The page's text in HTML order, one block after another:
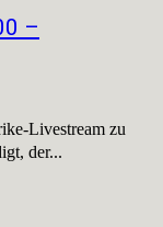
–
Livestream zu
der...